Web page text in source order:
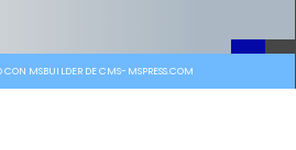
CON MSBUILDER DE CMS-MSPRESS.COM